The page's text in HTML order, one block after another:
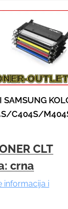
SAMSUNG
C404S/
CLT
crna
informacija i